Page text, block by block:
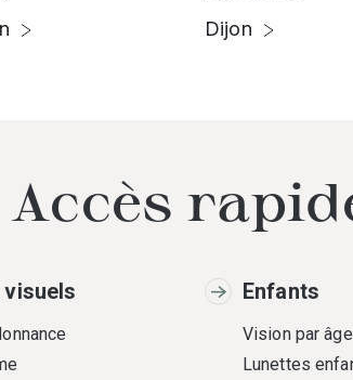
Dijon
Accès
Enfants
Vision par âge
Lunettes